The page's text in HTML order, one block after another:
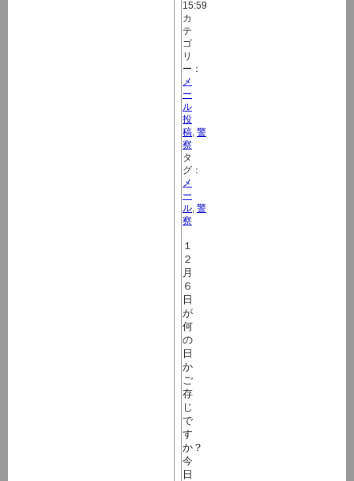
15:59
カ
テ
ゴ
リ
ー：
メ
ー
ル
投
稿 警
察
タ
グ：
メ
ー
ル 警
察
１
２
月
６
日
が
何
の
日
か
ご
存
じ
で
す
か？
今
日